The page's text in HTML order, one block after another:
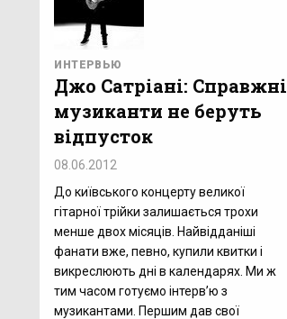
ИНТЕРВЬЮ
Джо Сатріані: Справжні
музиканти не беруть
відпусток
08.06.2012
До київського концерту великої
гітарної трійки залишається трохи
менше двох місяців. Найвідданіші
фанати вже, певно, купили квитки і
викреслюють дні в календарях. Ми ж
тим часом готуємо інтерв’ю з
музикантами. Першим дав свої